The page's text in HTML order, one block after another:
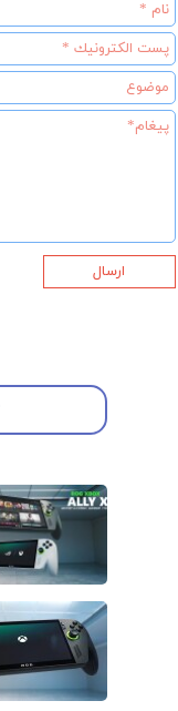
★
ارسال